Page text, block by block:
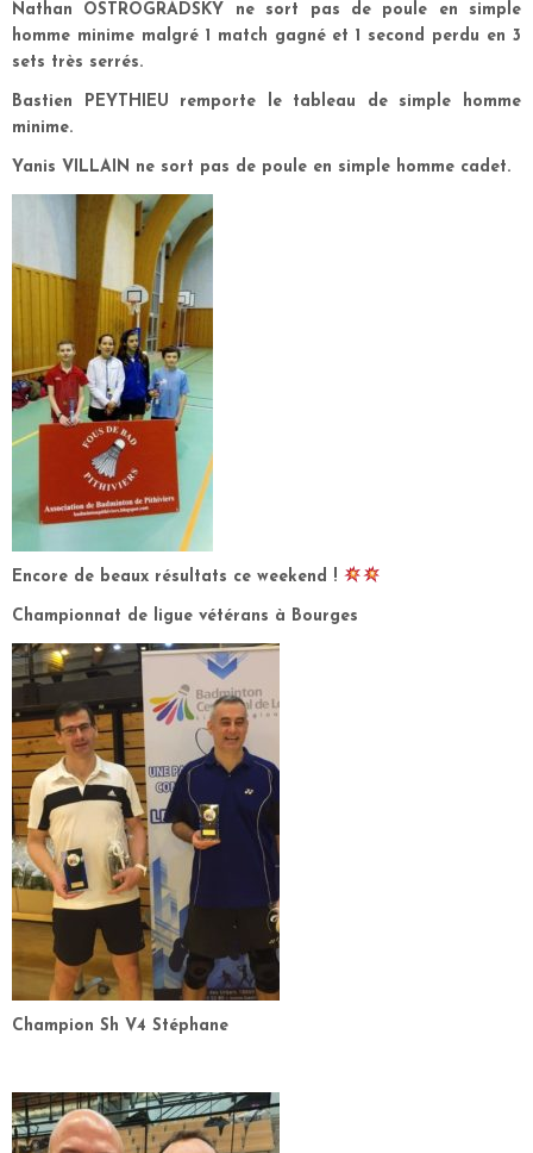
Nathan OSTROGRADSKY ne sort pas de poule en simple
homme minime malgré 1 match gagné et 1 second perdu en 3
sets très serrés.
Bastien PEYTHIEU remporte le tableau de simple homme
minime.
Yanis VILLAIN ne sort pas de poule en simple homme cadet.
Encore de beaux résultats ce weekend !
Championnat de ligue vétérans à Bourges
Champion Sh V4 Stéphane